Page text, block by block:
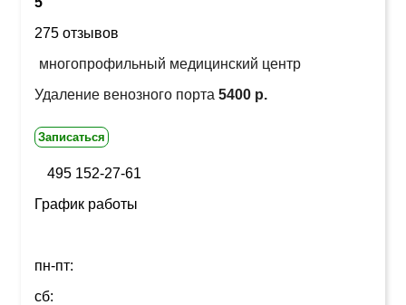
275 отзывов
многопрофильный медицинский центр
Удаление венозного порта 5400 р.
Записаться
495 152-27-61
График работы
пн-пт:
сб: